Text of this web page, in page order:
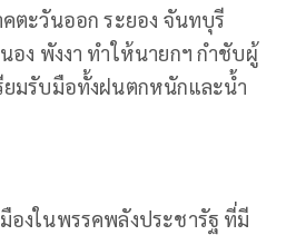
ตะวันออก ระยอง จันทบุรี
อง พังงา ทำให้นายกฯ กำชับผู้
ยมรับมือทั้งฝนตกหนักและน้ำ
องในพรรคพลังประชารัฐ ที่มี